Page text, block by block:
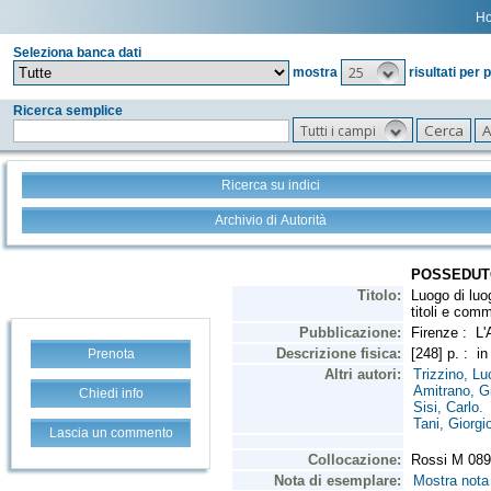
Seleziona banca dati
mostra
25 risultati per
Ricerca semplice
Tutti i campi
Ricerca su indici
Archivio di Autorità
Prenota
Chiedi info
Lascia un commento